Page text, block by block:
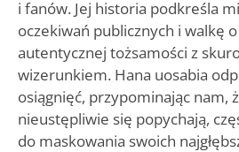
i fanów. Jej historia podkreśla
oczekiwań publicznych i walkę
autentycznej tożsamości z
wizerunkiem. Hana uosabia
osiągnięć, przypominając nam,
nieustępliwie się popychają,
do maskowania swoich